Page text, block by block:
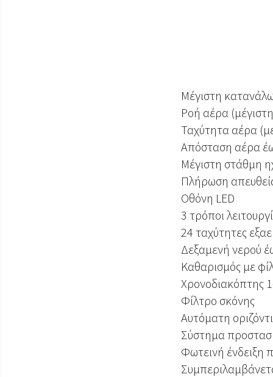
Μέγιστη
Ροή αέρα
Ταχύτητα αέρα
Απόσταση αέρα
Μέγιστη στάθμη
Πλήρωση
Οθόνη LED
3 τρόποι
24 ταχύτητες
Δεξαμενή νερού
Καθαρισμός με
Χρονοδιακόπτης
Φίλτρο σκόνης
Αυτόματη
Σύστημα
Φωτεινή ένδειξη